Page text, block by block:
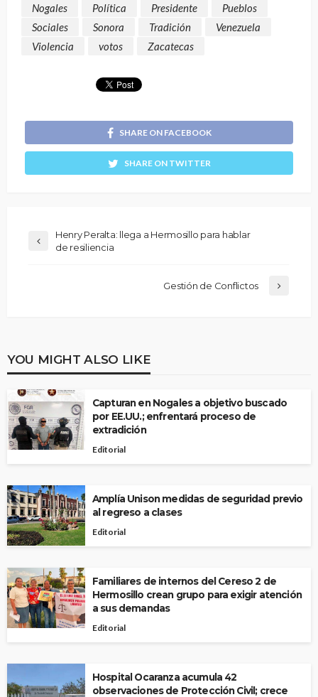
Nogales
Política Presidente
Pueblos
Sociales
Sonora Tradición
Venezuela
Violencia
votos Zacatecas
SHARE ON FACEBOOK
SHARE ON TWITTER
Henry Peralta: llega a Hermosillo para hablar
de resiliencia
Gestión de Conflictos
YOU MIGHT ALSO LIKE
Capturan en Nogales a objetivo buscado
por EE.UU.; enfrentará proceso de
extradición
Editorial
Amplía Unison medidas de seguridad previo
al regreso a clases
Editorial
Familiares de internos del Cereso 2 de
Hermosillo crean grupo para exigir atención
a sus demandas
Editorial
Hospital Ocaranza acumula 42
observaciones de Protección Civil; crece